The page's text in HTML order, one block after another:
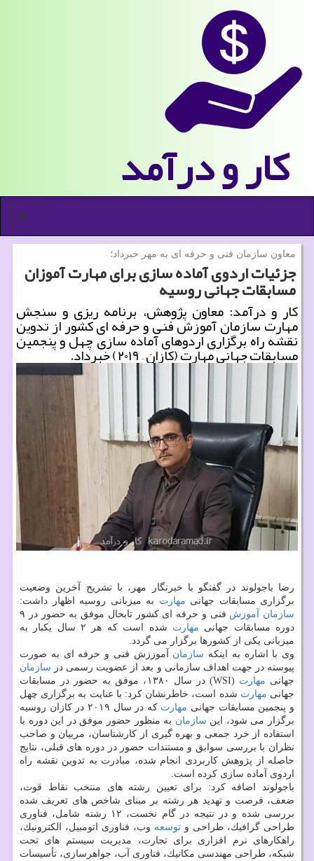
كار و درآمد
منو
معاون سازمان فنی و حرفه ای به مهر خبرداد؛
جزئیات اردوی آماده سازی برای مهارت آموزان
مسابقات جهانی روسیه
كار و درآمد: معاون پژوهش، برنامه ریزی و سنجش
مهارت سازمان آموزش فنی و حرفه ای كشور از تدوین
نقشه راه برگزاری اردوهای آماده سازی چهل و پنجمین
مسابقات جهانی مهارت (كازان – ۲۰۱۹) خبرداد.
رضا باجولوند در گفتگو با خبرنگار مهر، با تشریح آخرین وضعیت
برگزاری مسابقات جهانی مهارت به میزبانی روسیه اظهار داشت:
سازمان
آموزش
فنی و حرفه ای كشور تابحال موفق به حضور در ۹
دوره مسابقات جهانی مهارت
شده است كه هر ۲ سال یكبار به
میزبانی یكی از كشورها برگزار می گردد.
وی با اشاره به اینكه سازمان آموززش فنی و حرفه ای به صورت
پیوسته در جهت اهداف سازمانی و بعد از عضویت رسمی در سازمان
جهانی مهارت
(WSI) در سال ۱۳۸۰، موفق به حضور در مسابقات
جهانی مهارت شده است، خاطرنشان كرد: با عنایت به برگزاری چهل
و پنجمین مسابقات جهانی مهارت
كه در سال ۲۰۱۹ در كازان روسیه
برگزار می شود، این سازمان به منظور حضور موفق در این دوره با
استفاده از خرد جمعی و بهره گیری از كارشناسان، مربیان و صاحب
نظران با بررسی سوابق و مستندات حضور در دوره های قبلی، نتایج
حاصله از پژوهش كاربردی انجام شده، مبادرت به تدوین نقشه راه
اردوی آماده سازی كرده است.
باجولوند اضافه كرد: برای تعیین رشته های منتخب نقاط قوت،
ضعف، فرصت و تهدید هر رشته بر مبنای شاخص های تعریف شده
بررسی شده و در نتیجه در گام نخست، ۱۲ رشته شامل، فناوری
طراحی گرافیك، طراحی و توسعه وب، فناوری اتومبیل، الكترونیك،
راهكارهای نرم افزاری برای تجارت، مدیریت سیستم های تحت
شبكه، طراحی مهندسی مكانیك، فناوری آب، جواهرسازی، تأسیسات